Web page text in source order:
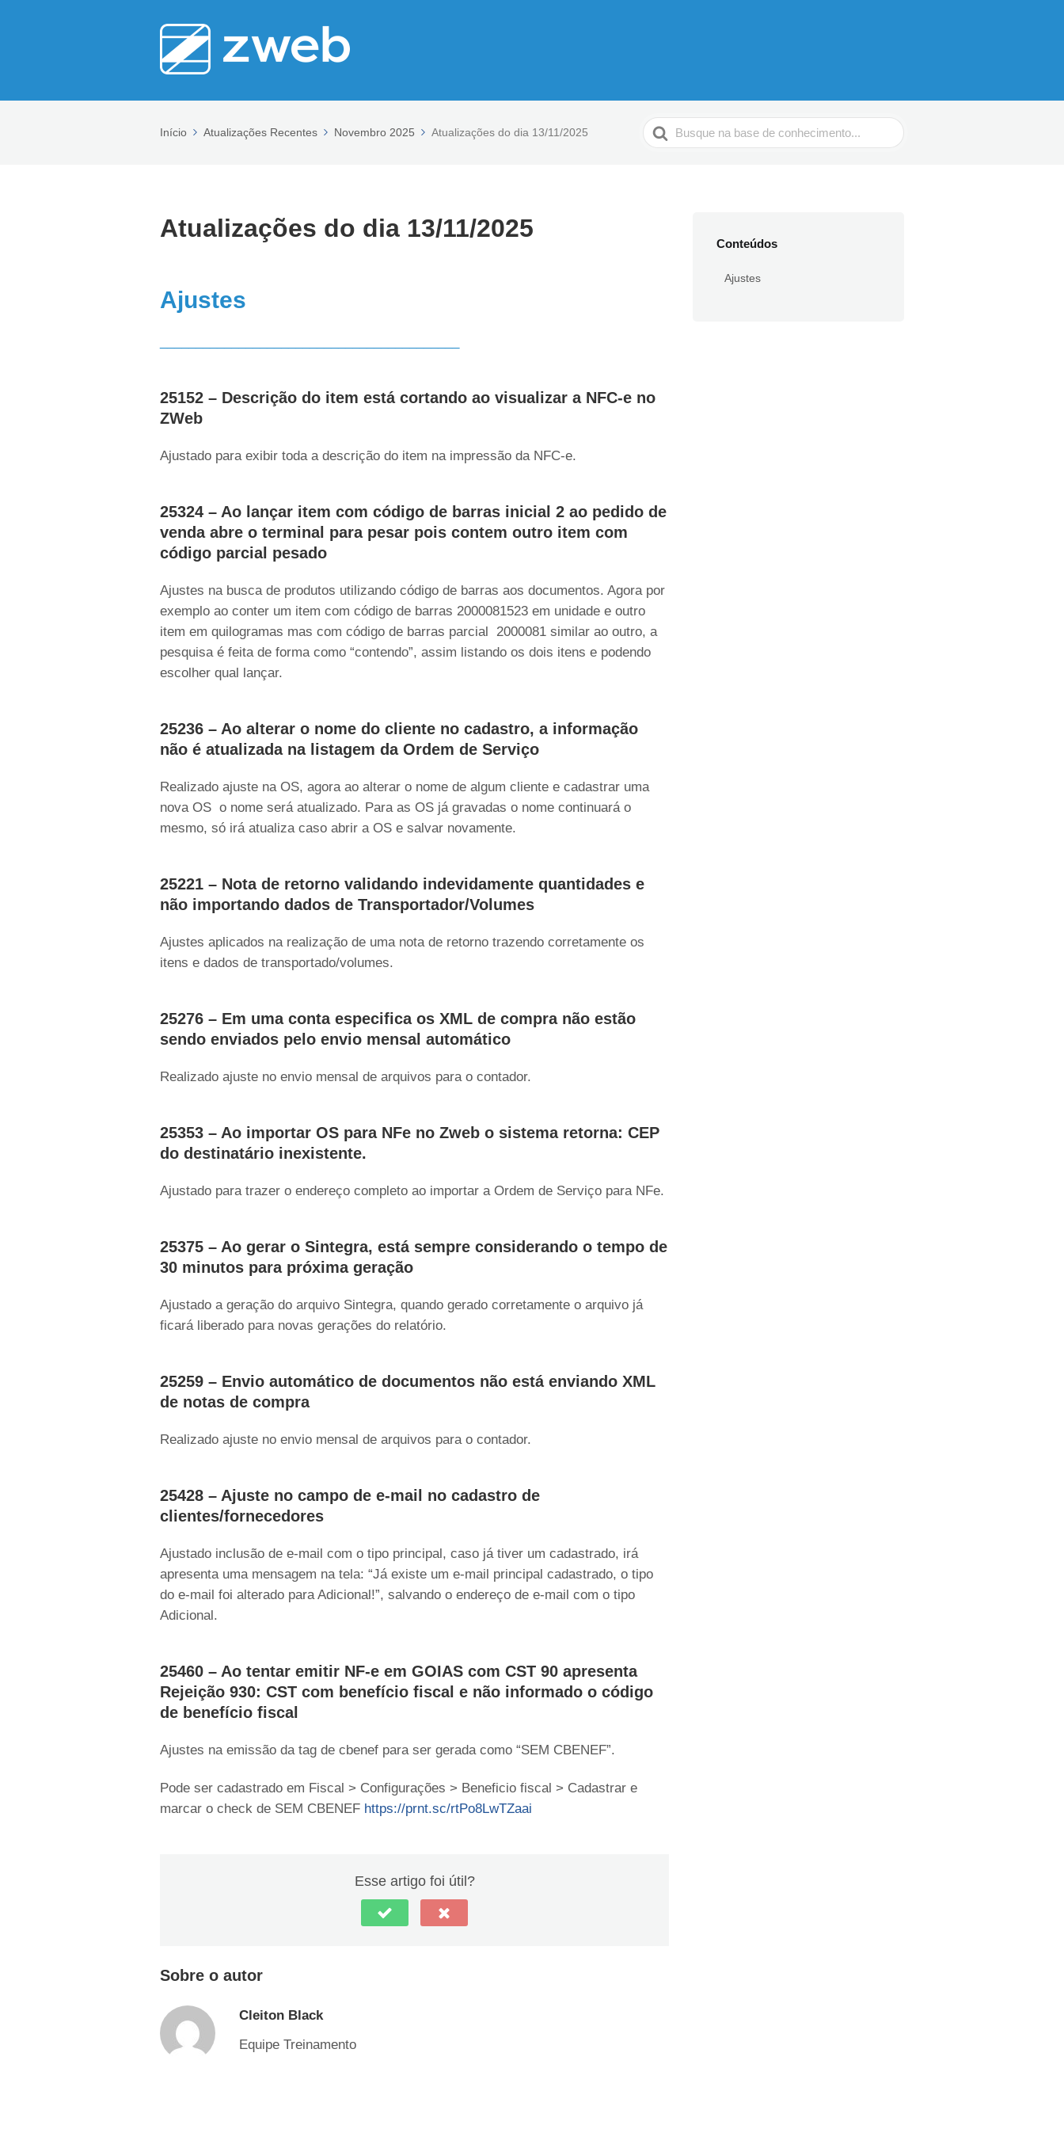
Início Atualizações Recentes Novembro 2025 Atualizações do dia 13/11/2025 Pesquisar
Atualizações do dia 13/11/2025
Ajustes
25152 – Descrição do item está cortando ao visualizar a NFC-e no
ZWeb
Ajustado para exibir toda a descrição do item na impressão da NFC-e.
25324 – Ao lançar item com código de barras inicial 2 ao pedido de
venda abre o terminal para pesar pois contem outro item com
código parcial pesado
Ajustes na busca de produtos utilizando código de barras aos documentos. Agora por
exemplo ao conter um item com código de barras 2000081523 em unidade e outro
item em quilogramas mas com código de barras parcial 2000081 similar ao outro, a
pesquisa é feita de forma como “contendo”, assim listando os dois itens e podendo
escolher qual lançar.
25236 – Ao alterar o nome do cliente no cadastro, a informação
não é atualizada na listagem da Ordem de Serviço
Realizado ajuste na OS, agora ao alterar o nome de algum cliente e cadastrar uma
nova OS o nome será atualizado. Para as OS já gravadas o nome continuará o
mesmo, só irá atualiza caso abrir a OS e salvar novamente.
25221 – Nota de retorno validando indevidamente quantidades e
não importando dados de Transportador/Volumes
Ajustes aplicados na realização de uma nota de retorno trazendo corretamente os
itens e dados de transportado/volumes.
25276 – Em uma conta especifica os XML de compra não estão
sendo enviados pelo envio mensal automático
Realizado ajuste no envio mensal de arquivos para o contador.
25353 – Ao importar OS para NFe no Zweb o sistema retorna: CEP
do destinatário inexistente.
Ajustado para trazer o endereço completo ao importar a Ordem de Serviço para NFe.
25375 – Ao gerar o Sintegra, está sempre considerando o tempo de
30 minutos para próxima geração
Ajustado a geração do arquivo Sintegra, quando gerado corretamente o arquivo já
ficará liberado para novas gerações do relatório.
25259 – Envio automático de documentos não está enviando XML
de notas de compra
Realizado ajuste no envio mensal de arquivos para o contador.
25428 – Ajuste no campo de e-mail no cadastro de
clientes/fornecedores
Ajustado inclusão de e-mail com o tipo principal, caso já tiver um cadastrado, irá
apresenta uma mensagem na tela: “Já existe um e-mail principal cadastrado, o tipo
do e-mail foi alterado para Adicional!”, salvando o endereço de e-mail com o tipo
Adicional.
25460 – Ao tentar emitir NF-e em GOIAS com CST 90 apresenta
Rejeição 930: CST com benefício fiscal e não informado o código
de benefício fiscal
Ajustes na emissão da tag de cbenef para ser gerada como “SEM CBENEF”.
Pode ser cadastrado em Fiscal > Configurações > Beneficio fiscal > Cadastrar e
marcar o check de SEM CBENEF https://prnt.sc/rtPo8LwTZaai
Esse artigo foi útil?
Sobre o autor
Cleiton Black
Equipe Treinamento
Conteúdos
Ajustes